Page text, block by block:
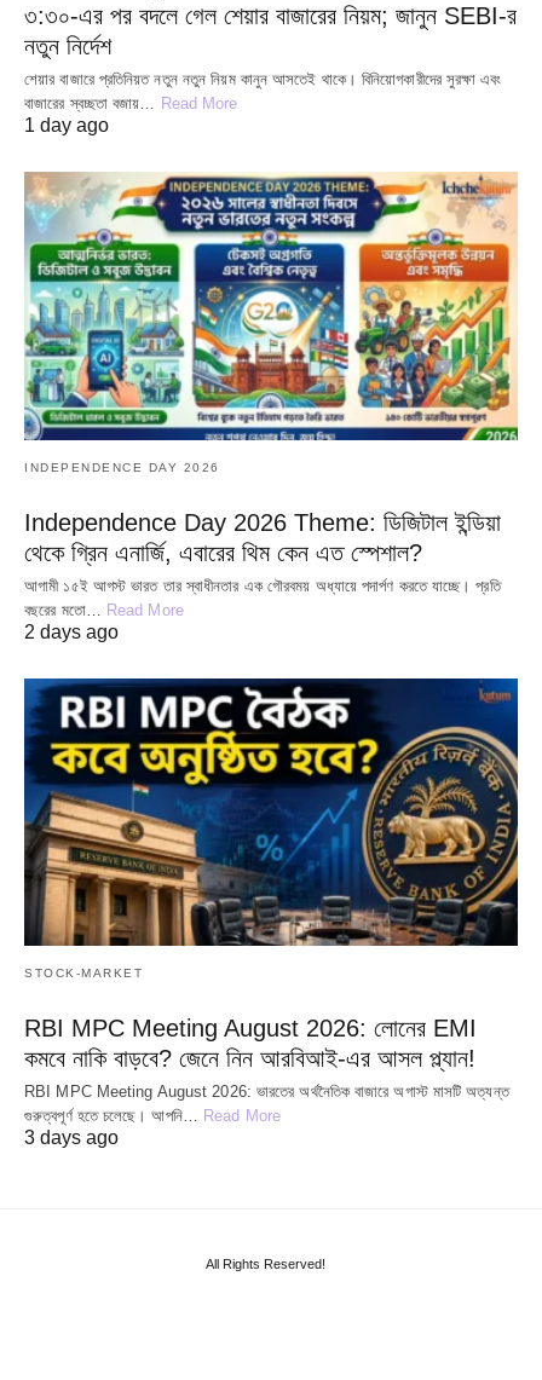
৩:৩০-এর পর বদলে গেল শেয়ার বাজারের নিয়ম; জানুন SEBI-র
নতুন নির্দেশ
শেয়ার বাজারে প্রতিনিয়ত নতুন নতুন নিয়ম কানুন আসতেই থাকে। বিনিয়োগকারীদের সুরক্ষা এবং
বাজারের স্বচ্ছতা বজায়…
Read More
1 day ago
INDEPENDENCE DAY 2026
Independence Day 2026 Theme: ডিজিটাল ইন্ডিয়া
থেকে গ্রিন এনার্জি, এবারের থিম কেন এত স্পেশাল?
আগামী ১৫ই আগস্ট ভারত তার স্বাধীনতার এক গৌরবময় অধ্যায়ে পদার্পণ করতে যাচ্ছে। প্রতি
বছরের মতো… Read More
2 days ago
STOCK-MARKET
RBI MPC Meeting August 2026: লোনের EMI
কমবে নাকি বাড়বে? জেনে নিন আরবিআই-এর আসল প্ল্যান!
RBI MPC Meeting August 2026: ভারতের অর্থনৈতিক বাজারে অগাস্ট মাসটি অত্যন্ত
গুরুত্বপূর্ণ হতে চলেছে। আপনি… Read More
3 days ago
All Rights Reserved!